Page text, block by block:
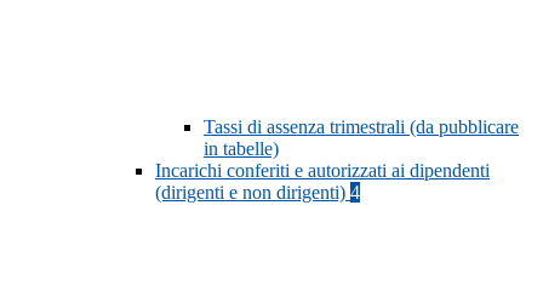
Tassi di assenza trimestrali (da pubblicare
in tabelle)
Incarichi conferiti e autorizzati ai dipendenti
(dirigenti e non dirigenti) 4